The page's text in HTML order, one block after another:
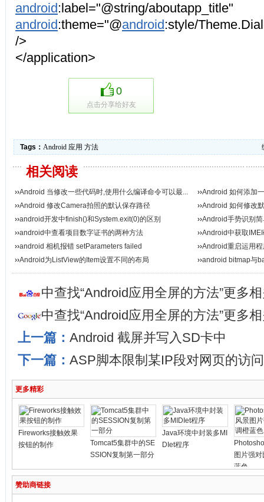
android:label="@string/aboutapp_title"
android:theme="@android:style/
/>
</application>
0
点击分享给好友
Tags： Android 应用 方法
相关阅读
››Android 当修改一些代码时,使用什么编译命令可以最... ››Android 如何添加
››Android 修改Camera拍照的默认保存路径 ››Android 如何修改
››android开发中finish()和System.exit(0)的区别 ››Android手势识别
››android中查看项目数字证书的两种方法 ››Android中获取
››android 相机报错 setParameters failed ››Android重启运用
››Android为ListView的Item设置不同的布局 ››android bitmap与
中查找“Android应用全屏的方法”更多
中查找“Android应用全屏的方法”更多
上一篇： Android 截屏并写入SD卡中
下一篇： ASP脚本限制某IP段对网页的访问
更多精彩
Fireworks接触效果
按钮的制作
Tomcat5集群中的SE
SSION复制第一部分
Java环境中封装多MI
DIet程序
图片强
蓝色
赞助商链接